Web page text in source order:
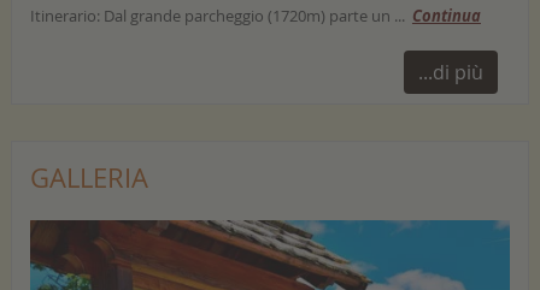
Itinerario: Dal grande parcheggio (1720m) parte un ... Continua
...di più
GALLERIA